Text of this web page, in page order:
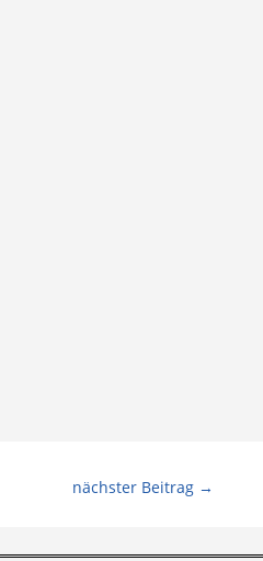
nächster Beitrag →